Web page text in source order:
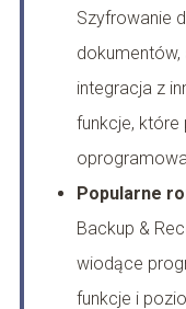
Szyfrowanie
integracja z
funkcje,
Popularne
Backup &
wiodące
funkcje i